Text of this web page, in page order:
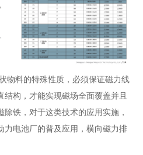
物料的特殊性质，必须保证磁力线
构，才能实现磁场全面覆盖并且
铁，对于这类技术的应用实施，
力电池厂的普及应用，横向磁力排